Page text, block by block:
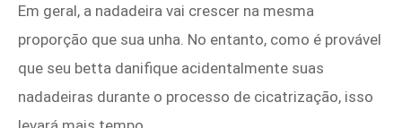
Em geral, a nadadeira vai crescer na mesma
proporção que sua unha. No entanto, como é provável
que seu betta danifique acidentalmente suas
nadadeiras durante o processo de cicatrização, isso